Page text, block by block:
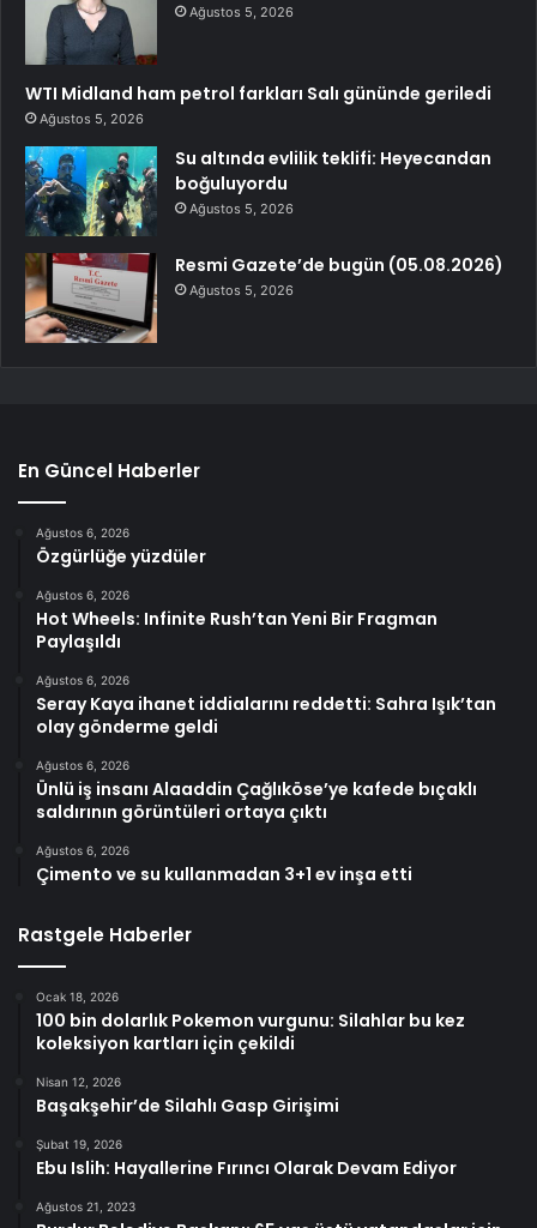
Ağustos 5, 2026
WTI Midland ham petrol farkları Salı gününde geriledi
Ağustos 5, 2026
Su altında evlilik teklifi: Heyecandan
boğuluyordu
Ağustos 5, 2026
Resmi Gazete’de bugün (05.08.2026)
Ağustos 5, 2026
En Güncel Haberler
Ağustos 6, 2026
Özgürlüğe yüzdüler
Ağustos 6, 2026
Hot Wheels: Infinite Rush’tan Yeni Bir Fragman
Paylaşıldı
Ağustos 6, 2026
Seray Kaya ihanet iddialarını reddetti: Sahra Işık’tan
olay gönderme geldi
Ağustos 6, 2026
Ünlü iş insanı Alaaddin Çağlıköse’ye kafede bıçaklı
saldırının görüntüleri ortaya çıktı
Ağustos 6, 2026
Çimento ve su kullanmadan 3+1 ev inşa etti
Rastgele Haberler
Ocak 18, 2026
100 bin dolarlık Pokemon vurgunu: Silahlar bu kez
koleksiyon kartları için çekildi
Nisan 12, 2026
Başakşehir’de Silahlı Gasp Girişimi
Şubat 19, 2026
Ebu Islih: Hayallerine Fırıncı Olarak Devam Ediyor
Ağustos 21, 2023